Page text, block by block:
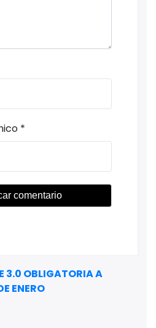
*
3.0 OBLIGATORIA A
ENERO